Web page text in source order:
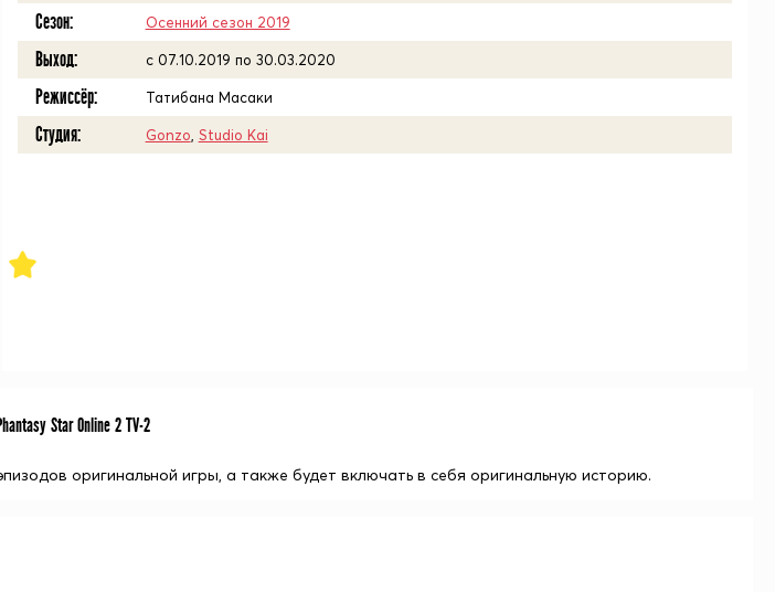
Сезон: Осенний сезон 2019
Выход: c 07.10.2019 по 30.03.2020
Режиссёр: Татибана Масаки
Студия: Gonzo Studio Kai
Star Online 2 TV-2
оригинальной игры, а также будет включать в себя оригинальную историю.